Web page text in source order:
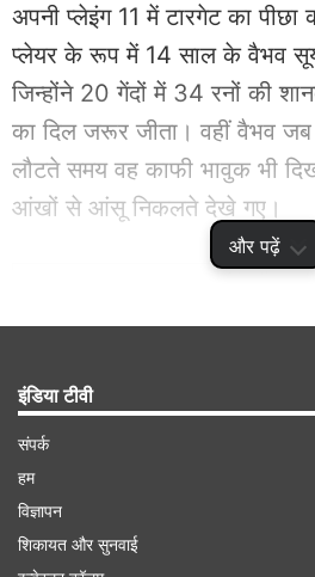
और पढ़ें
अपनी प्लेइंग 11 में टारगेट का पीछा
प्लेयर के रूप में 14 साल के वैभव
जिन्होंने 20 गेंदों में 34 रनों की
का दिल जरूर जीता। वहीं वैभव
लौटते समय वह काफी भावुक भी
आंखों से आंसू निकलते देखे गए।
इंडिया टीवी
संपर्क
हम
विज्ञापन
शिकायत और सुनवाई